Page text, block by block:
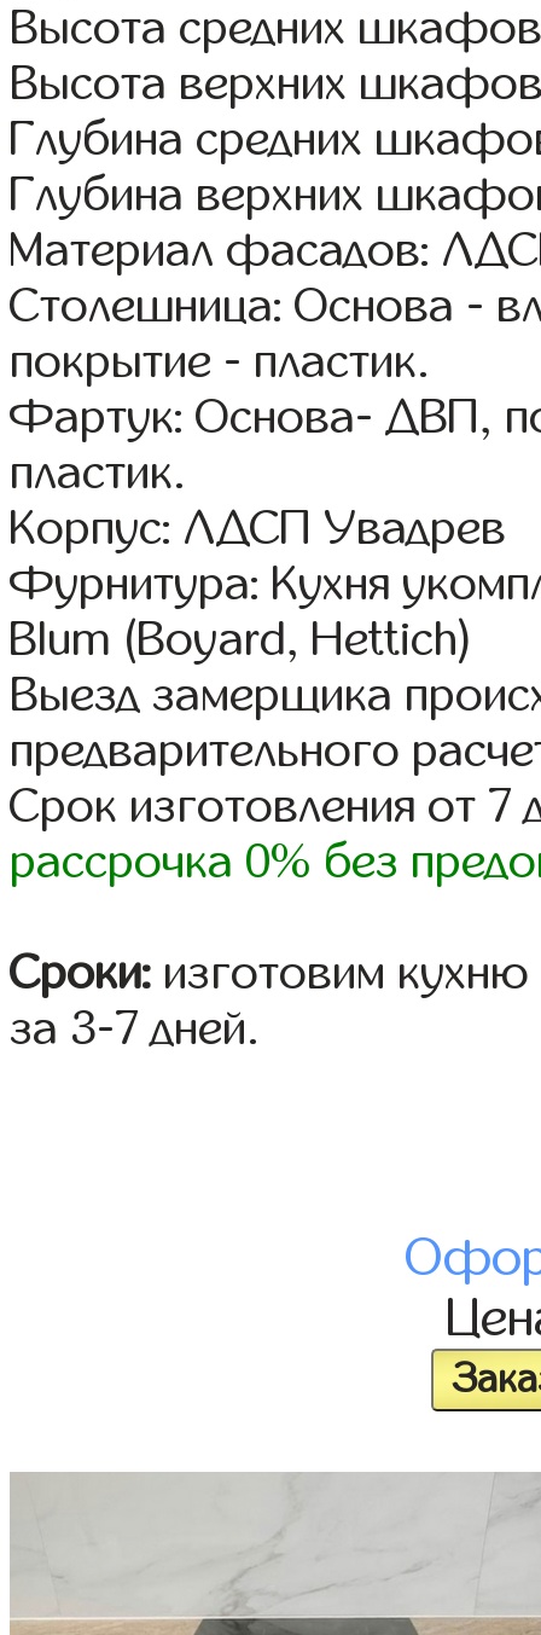
Высота средних
Высота верхних
Глубина средних
Глубина верхних
Материал фасадов:
Столешница: Основа -
покрытие - пластик.
Фартук: Основа- ДВП,
пластик.
Корпус: ЛДСП Увадрев
Фурнитура: Кухня
Blum (Boyard, Hettich)
Выезд замерщика
предварительного
Срок изготовления от 7
рассрочка 0% без
Сроки: изготовим
за 3-7 дней.